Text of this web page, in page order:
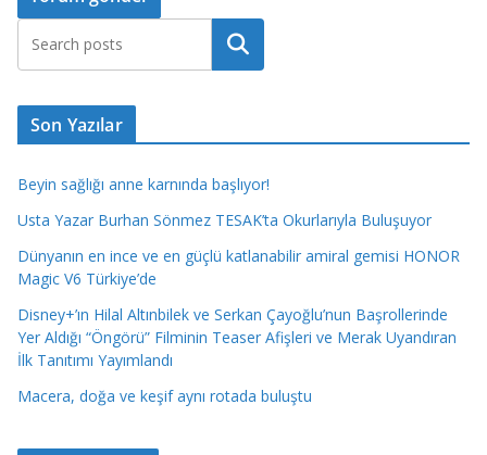
Ara
Son Yazılar
Beyin sağlığı anne karnında başlıyor!
Usta Yazar Burhan Sönmez TESAK’ta Okurlarıyla Buluşuyor
Dünyanın en ince ve en güçlü katlanabilir amiral gemisi HONOR
Magic V6 Türkiye’de
Disney+’ın Hilal Altınbilek ve Serkan Çayoğlu’nun Başrollerinde
Yer Aldığı “Öngörü” Filminin Teaser Afişleri ve Merak Uyandıran
İlk Tanıtımı Yayımlandı
Macera, doğa ve keşif aynı rotada buluştu